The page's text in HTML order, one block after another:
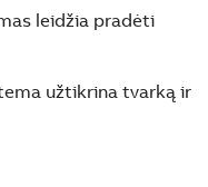
leidžia pradėti
užtikrina tvarką ir